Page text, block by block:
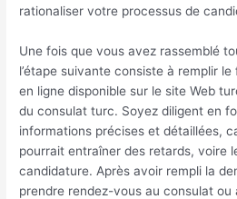
rationaliser votre processus de
Une fois que vous avez rassemblé
l’étape suivante consiste à remplir
en ligne disponible sur le site Web
du consulat turc. Soyez diligent en
informations précises et détaillées,
pourrait entraîner des retards, voire
candidature. Après avoir rempli la
prendre rendez-vous au consulat ou